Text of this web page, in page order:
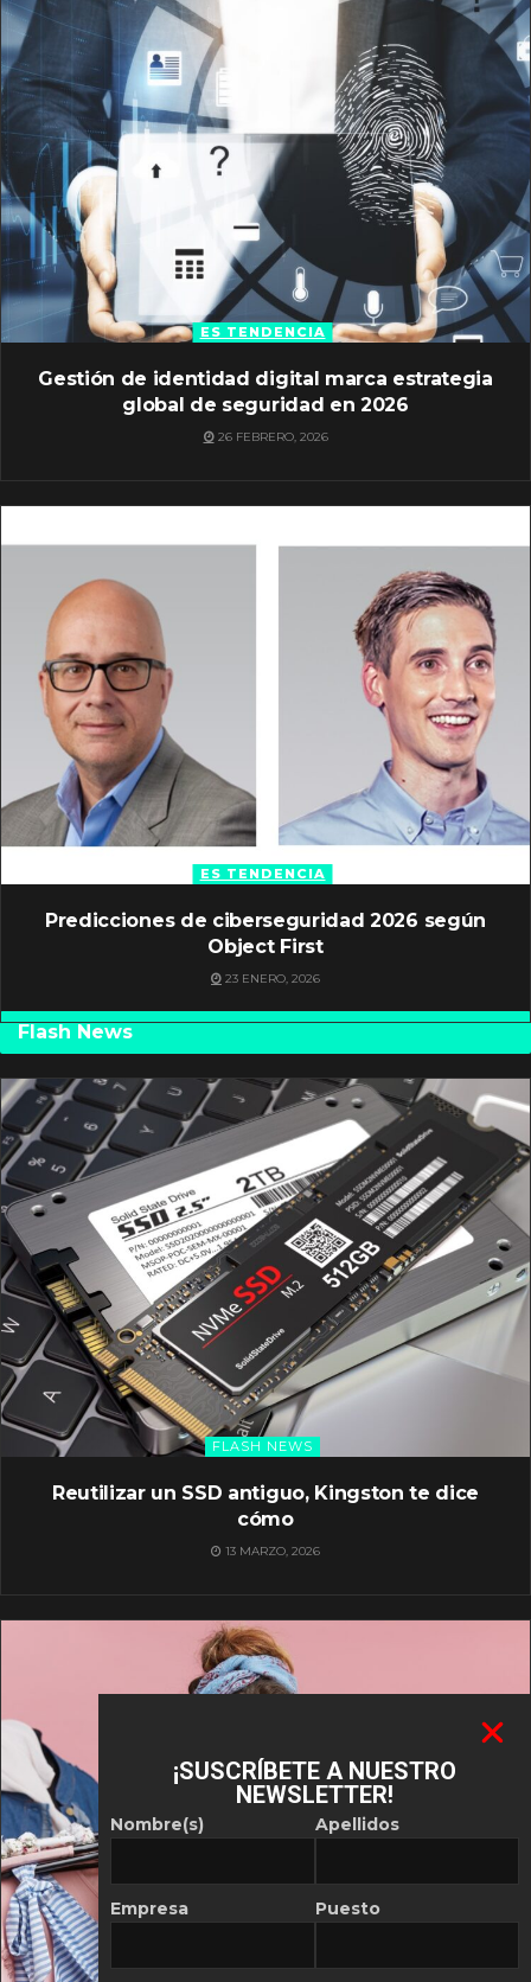
ES TENDENCIA
Gestión de identidad digital marca estrategia
global de seguridad en 2026
26 FEBRERO, 2026
ES TENDENCIA
Predicciones de ciberseguridad 2026 según
Object First
23 ENERO, 2026
Flash News
FLASH NEWS
Reutilizar un SSD antiguo, Kingston te dice
cómo
13 MARZO, 2026
¡SUSCRÍBETE A NUESTRO
NEWSLETTER!
Nombre(s)
Empresa
Apellidos
Puesto